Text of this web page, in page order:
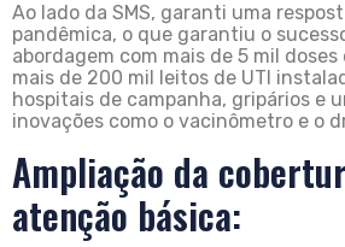
Ao lado da SMS, garanti uma
pandêmica, o que garantiu o
abordagem com mais de 5 mil
mais de 200 mil leitos de UTI
hospitais de campanha, gripários e
inovações como o vacinômetro e o
Ampliação da
atenção básica: